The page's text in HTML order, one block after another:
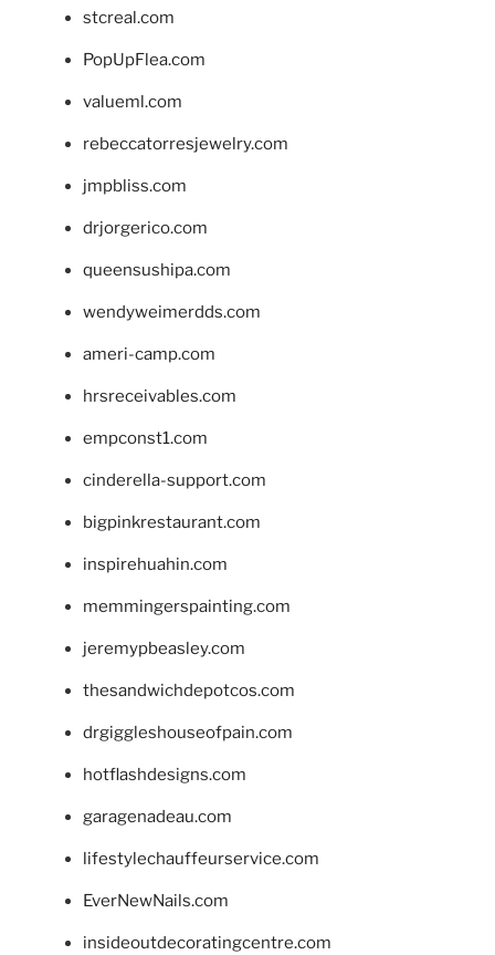
stcreal.com
PopUpFlea.com
valueml.com
rebeccatorresjewelry.com
jmpbliss.com
drjorgerico.com
queensushipa.com
wendyweimerdds.com
ameri-camp.com
hrsreceivables.com
empconst1.com
cinderella-support.com
bigpinkrestaurant.com
inspirehuahin.com
memmingerspainting.com
jeremypbeasley.com
thesandwichdepotcos.com
drgiggleshouseofpain.com
hotflashdesigns.com
garagenadeau.com
lifestylechauffeurservice.com
EverNewNails.com
insideoutdecoratingcentre.com